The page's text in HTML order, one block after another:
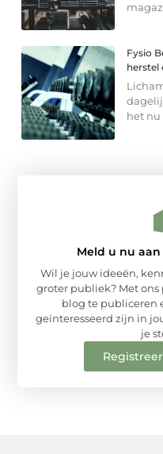
Fysio
herstel
het nu
Meld u nu
Wil je jouw ideeën,
groter publiek? Met
blog te publiceren
geïnteresseerd zijn in
je